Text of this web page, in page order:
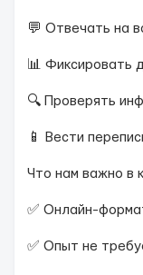
💬 Отвечать на
📊 Фиксировать
🔍 Проверять
📱 Вести
Что нам важно в
✅ Онлайн-
✅ Опыт не